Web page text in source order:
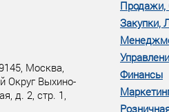
Москва,
Округ Выхино-
д. 2, стр. 1,
Продажи,
Закупки,
Финансы